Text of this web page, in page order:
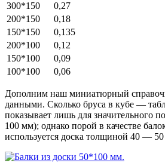
300*150
0,27
200*150
0,18
150*150
0,135
200*100
0,12
150*100
0,09
100*100
0,06
Дополним наш миниатюрный
данными. Сколько бруса в кубе —
показывает лишь для значительного
100 мм); однако порой в качестве
используется доска толщиной 40 —